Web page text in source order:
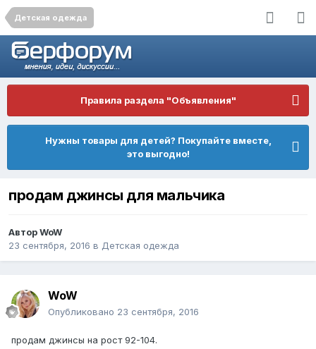
Детская одежда
Правила раздела "Объявления"
Нужны товары для детей? Покупайте вместе,
это выгодно!
продам джинсы для мальчика
АвторWoW
23 сентября, 2016 в Детская одежда
WoW
Опубликовано 23 сентября, 2016
продам джинсы на рост 92-104.